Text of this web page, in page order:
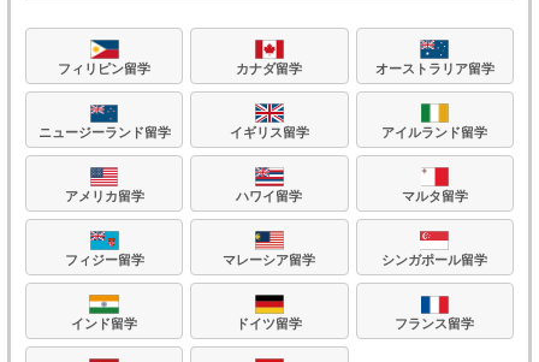
フィリピン留学 カナダ留学 オーストラリア留学
ニュージーランド留学 イギリス留学 アイルランド留学
アメリカ留学 ハワイ留学 マルタ留学
フィジー留学 マレーシア留学 シンガポール留学
インド留学 ドイツ留学 フランス留学